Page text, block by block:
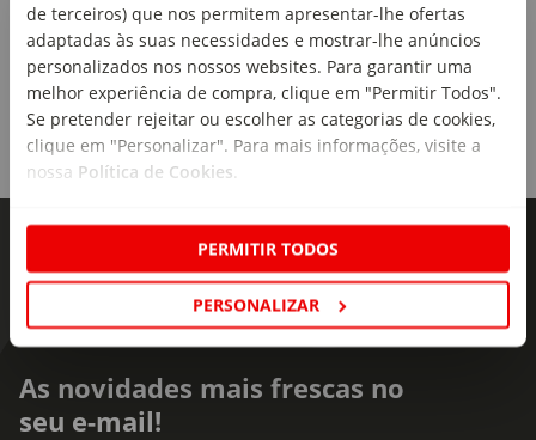
de terceiros) que nos permitem apresentar-lhe ofertas
adaptadas às suas necessidades e mostrar-lhe anúncios
personalizados nos nossos websites. Para garantir uma
melhor experiência de compra, clique em "Permitir Todos".
Se pretender rejeitar ou escolher as categorias de cookies,
clique em "Personalizar". Para mais informações, visite a
nossa Política de Cookies
PERMITIR TODOS
PERSONALIZAR
As novidades mais frescas no
seu e-mail!